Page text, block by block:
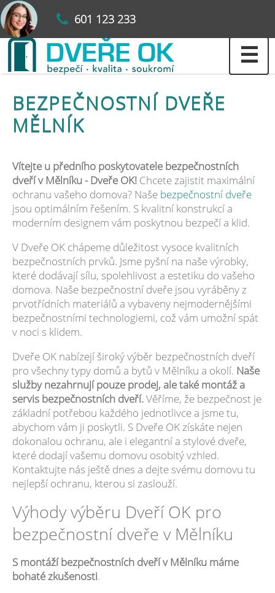
601 123 233
☰
BEZPEČNOSTNÍ DVEŘE
MĚLNÍK
Vítejte u předního poskytovatele bezpečnostních
dveří v Mělníku - Dveře OK! Chcete zajistit maximální
ochranu vašeho domova? Naše bezpečnostní dveře
jsou optimálním řešením. S kvalitní konstrukcí a
moderním designem vám poskytnou bezpečí a klid.
V Dveře OK chápeme důležitost vysoce kvalitních
bezpečnostních prvků. Jsme pyšní na naše výrobky,
které dodávají sílu, spolehlivost a estetiku do vašeho
domova. Naše bezpečnostní dveře jsou vyráběny z
prvotřídních materiálů a vybaveny nejmodernějšími
bezpečnostními technologiemi, což vám umožní spát
v noci s klidem.
Dveře OK nabízejí široký výběr bezpečnostních dveří
pro všechny typy domů a bytů v Mělníku a okolí. Naše
služby nezahrnují pouze prodej, ale také montáž a
servis bezpečnostních dveří.Věříme, že bezpečnost je
základní potřebou každého jednotlivce a jsme tu,
abychom vám ji poskytli. S Dveře OK získáte nejen
dokonalou ochranu, ale i elegantní a stylové dveře,
které dodají vašemu domovu osobitý vzhled.
Kontaktujte nás ještě dnes a dejte svému domovu tu
nejlepší ochranu, kterou si zaslouží.
Výhody výběru Dveří OK pro
bezpečnostní dveře v Mělníku
S montáží bezpečnostních dveří v Mělníku máme
bohaté zkušenosti.